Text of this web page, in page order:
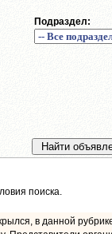
Подраздел:
поиска.
в данной